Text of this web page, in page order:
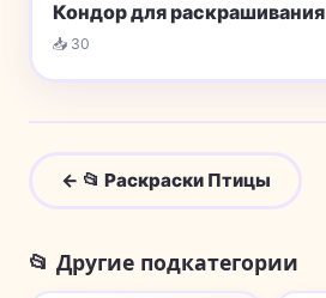
Кондор для раскрашивания
📥 30
← 📂 Раскраски Птицы
📂 Другие подкатегории